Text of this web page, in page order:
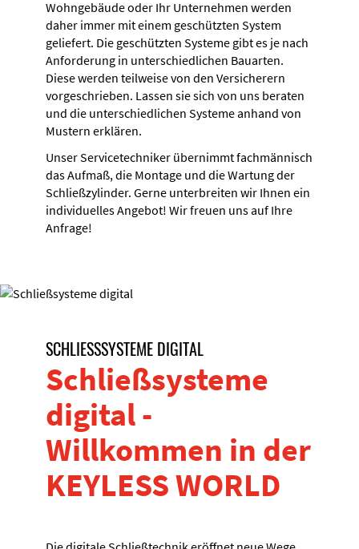
Wohngebäude oder Ihr Unternehmen werden
daher immer mit einem geschützten System
geliefert. Die geschützten Systeme gibt es je nach
Anforderung in unterschiedlichen Bauarten.
Diese werden teilweise von den Versicherern
vorgeschrieben. Lassen sie sich von uns beraten
und die unterschiedlichen Systeme anhand von
Mustern erklären.
Unser Servicetechniker übernimmt fachmännisch
das Aufmaß, die Montage und die Wartung der
Schließzylinder. Gerne unterbreiten wir Ihnen ein
individuelles Angebot! Wir freuen uns auf Ihre
Anfrage!
SCHLIESSSYSTEME DIGITAL
Schließsysteme
digital -
Willkommen in der
KEYLESS WORLD